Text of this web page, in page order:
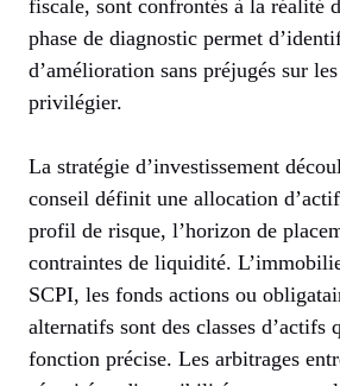
fiscale, sont confrontés à la réalité
phase de diagnostic permet
d’amélioration sans préjugés sur
privilégier.
La stratégie d’investissement
conseil définit une allocation
profil de risque, l’horizon de
contraintes de liquidité.
SCPI, les fonds actions ou
alternatifs sont des classes d’actifs
fonction précise. Les arbitrages